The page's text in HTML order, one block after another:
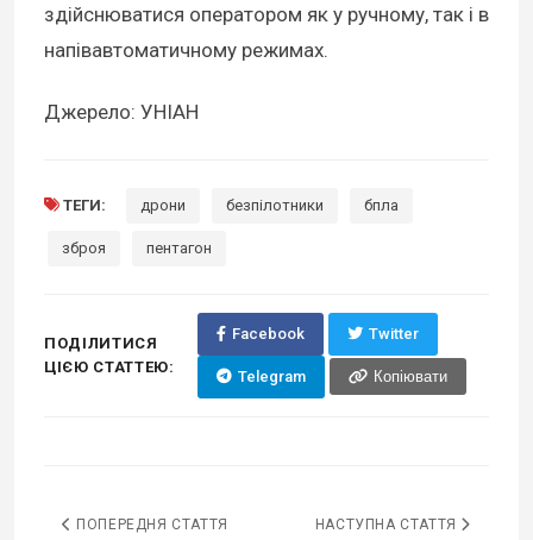
здійснюватися оператором як у ручному, так і в
напівавтоматичному режимах.
Джерело: УНІАН
ТЕГИ: дрони безпілотники бпла
зброя пентагон
ПОДІЛИТИСЯ
ЦІЄЮ СТАТТЕЮ:
Facebook Twitter
Telegram Копіювати
ПОПЕРЕДНЯ СТАТТЯ НАСТУПНА СТАТТЯ